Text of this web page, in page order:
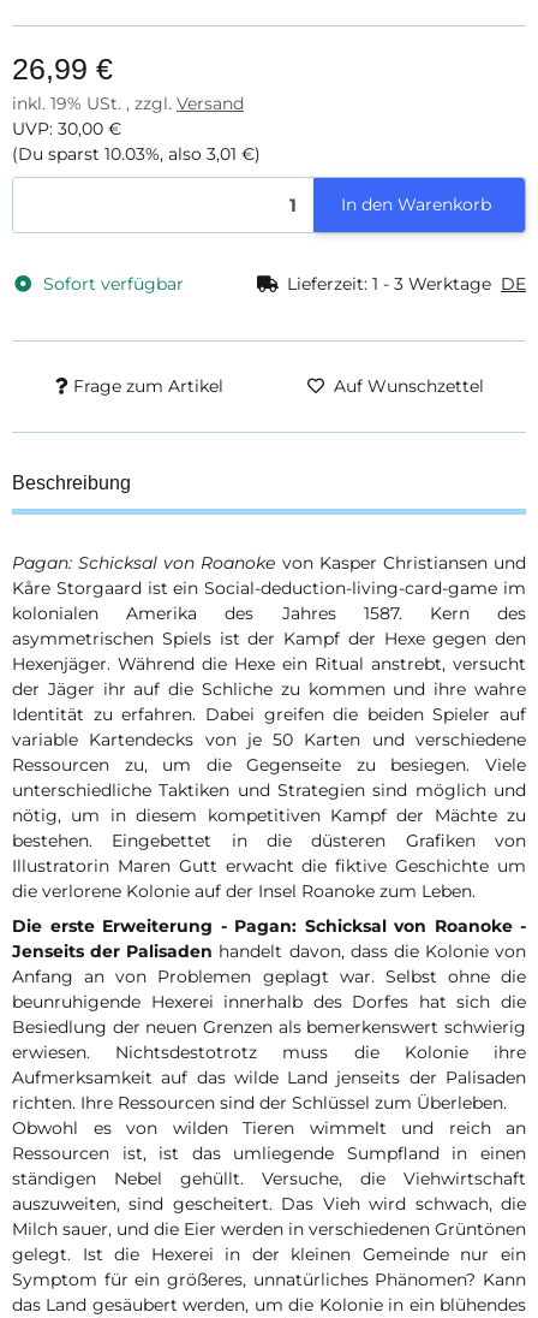
26,99 €
inkl. 19% USt. , zzgl. Versand
UVP: 30,00 €
(Du sparst 10.03%, also 3,01 €)
In den Warenkorb
Sofort verfügbar Lieferzeit: 1 - 3 Werktage DE
Frage zum Artikel Auf Wunschzettel
Beschreibung
Pagan: Schicksal von Roanoke von Kasper Christiansen und
Kåre Storgaard ist ein Social-deduction-living-card-game im
kolonialen Amerika des Jahres 1587. Kern des
asymmetrischen Spiels ist der Kampf der Hexe gegen den
Hexenjäger. Während die Hexe ein Ritual anstrebt, versucht
der Jäger ihr auf die Schliche zu kommen und ihre wahre
Identität zu erfahren. Dabei greifen die beiden Spieler auf
variable Kartendecks von je 50 Karten und verschiedene
Ressourcen zu, um die Gegenseite zu besiegen. Viele
unterschiedliche Taktiken und Strategien sind möglich und
nötig, um in diesem kompetitiven Kampf der Mächte zu
bestehen. Eingebettet in die düsteren Grafiken von
Illustratorin Maren Gutt erwacht die fiktive Geschichte um
die verlorene Kolonie auf der Insel Roanoke zum Leben.
Die erste Erweiterung - Pagan: Schicksal von Roanoke -
Jenseits der Palisaden handelt davon, dass die Kolonie von
Anfang an von Problemen geplagt war. Selbst ohne die
beunruhigende Hexerei innerhalb des Dorfes hat sich die
Besiedlung der neuen Grenzen als bemerkenswert schwierig
erwiesen. Nichtsdestotrotz muss die Kolonie ihre
Aufmerksamkeit auf das wilde Land jenseits der Palisaden
richten. Ihre Ressourcen sind der Schlüssel zum Überleben.
Obwohl es von wilden Tieren wimmelt und reich an
Ressourcen ist, ist das umliegende Sumpfland in einen
ständigen Nebel gehüllt. Versuche, die Viehwirtschaft
auszuweiten, sind gescheitert. Das Vieh wird schwach, die
Milch sauer, und die Eier werden in verschiedenen Grüntönen
gelegt. Ist die Hexerei in der kleinen Gemeinde nur ein
Symptom für ein größeres, unnatürliches Phänomen? Kann
das Land gesäubert werden, um die Kolonie in ein blühendes